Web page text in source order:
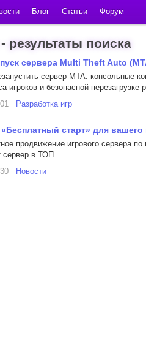
Блог Статьи Форум
результаты поиска
сервера Multi Theft Auto
сервер MTA: консольные
игроков и безопасной перезагрузке
Разработка игр
старт» для вашего
продвижение игрового сервера
сервер в ТОП.
Новости